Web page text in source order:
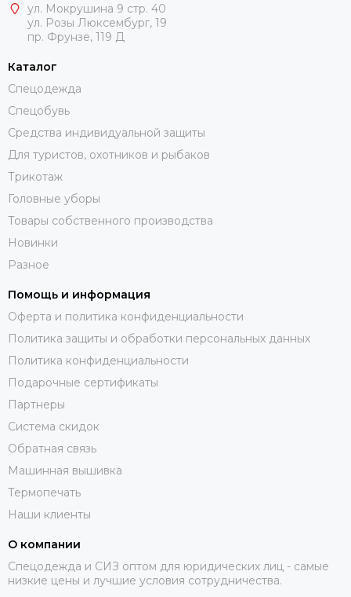
ул. Мокрушина 9 стр. 40
ул. Розы Люксембург, 19
пр. Фрунзе, 119 Д
Каталог
Спецодежда
Спецобувь
Средства индивидуальной защиты
Для туристов, охотников и рыбаков
Трикотаж
Головные уборы
Товары собственного производства
Новинки
Разное
Помощь и информация
Оферта и политика конфиденциальности
Политика защиты и обработки персональных данных
Политика конфиденциальности
Подарочные сертификаты
Партнеры
Система скидок
Обратная связь
Машинная вышивка
Термопечать
Наши клиенты
О компании
Спецодежда и СИЗ оптом для юридических лиц - самые
низкие цены и лучшие условия сотрудничества.